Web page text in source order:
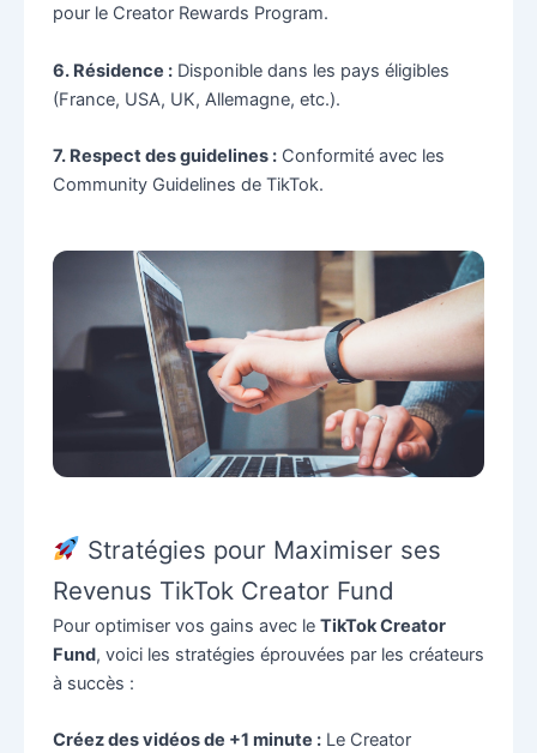
pour le Creator Rewards Program.
6. Résidence :Disponible dans les pays éligibles
(France, USA, UK, Allemagne, etc.).
7. Respect des guidelines :Conformité avec les
Community Guidelines de TikTok.
Stratégies pour Maximiser ses
Revenus TikTok Creator Fund
Pour optimiser vos gains avec le TikTok Creator
Fund, voici les stratégies éprouvées par les créateurs
à succès :
Créez des vidéos de +1 minute :Le Creator